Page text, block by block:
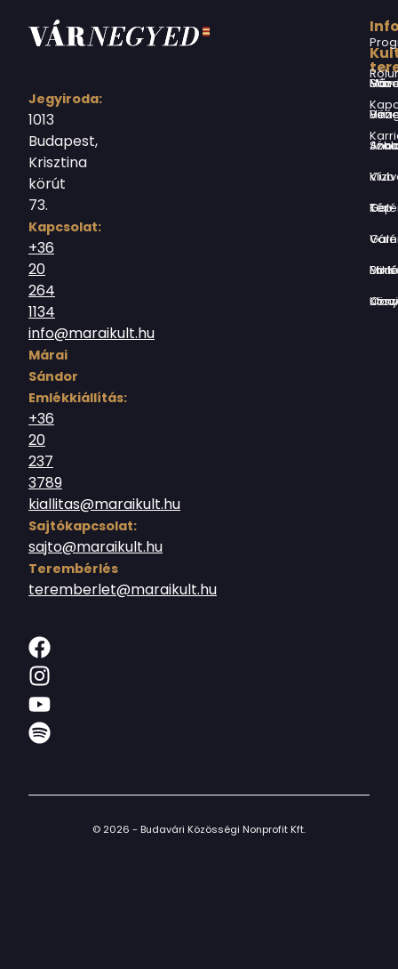
Jegyiroda:
1013
Budapest,
Krisztina
körút
73.
Kapcsolat:
+36
20
264
1134
info@maraikult.hu
Márai
Sándor
Emlékkiállítás:
+36
20
237
3789
kiallitas@maraikult.hu
Sajtókapcsolat:
sajto@maraikult.hu
Terembérlés
teremberlet@maraikult.hu
Márai Sándor Művelődési Ház
Virág Benedek Ház
Jókai Anna
Vízivárosi Klub
Tér-Kép
Várnegyed
Borsos
Országház
© 2026 - Budavári Közösségi Nonprofit Kft.